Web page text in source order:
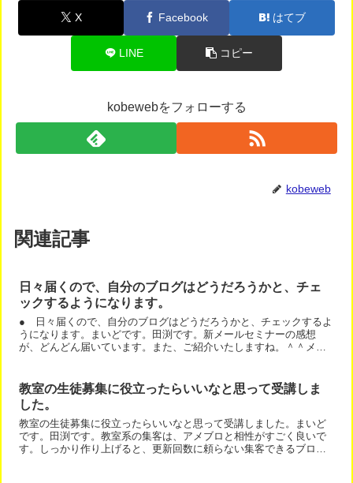
X Facebook はてブ
LINE コピー
kobewebをフォローする
kobeweb
関連記事
日々届くので、自分のブログはどうだろうかと、チェ
ックするようになります。
● 日々届くので、自分のブログはどうだろうかと、チェックするよ
うになります。まいどです。田渕です。新メールセミナーの感想
が、どんどん届いています。また、ご紹介いたしますね。＾＾メー
教室の生徒募集に役立ったらいいなと思って受講しま
した。
教室の生徒募集に役立ったらいいなと思って受講しました。まいど
です。田渕です。教室系の集客は、アメブロと相性がすごく良いで
す。しっかり作り上げると、更新回数に頼らない集客できるブログ